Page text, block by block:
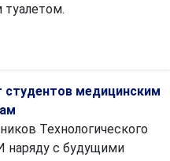
медицинским
Технологического
с будущими